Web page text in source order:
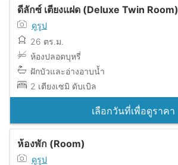
ดีลักซ์ เตียงแฝด (Deluxe Twin Room)
ดูรูป
26 ตร.ม.
ห้องปลอดบุหรี่
ฝักบัวและอ่างอาบน้ำ
2 เตียงเซมิ ดับเบิล
เลือกวันที่เพื่อดูราคา
ห้องพัก (Room)
ดูรูป